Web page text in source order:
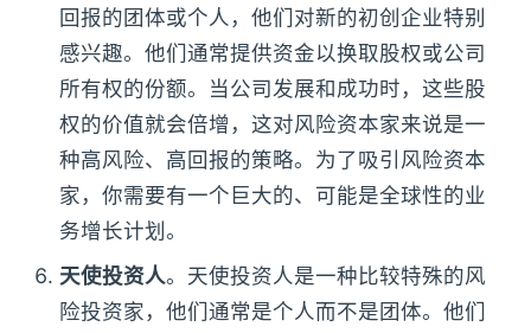
回报的团体或个人，他们对新的初创企业特别
感兴趣。他们通常提供资金以换取股权或公司
所有权的份额。当公司发展和成功时，这些股
权的价值就会倍增，这对风险资本家来说是一
种高风险、高回报的策略。为了吸引风险资本
家，你需要有一个巨大的、可能是全球性的业
务增长计划。
天使投资人。天使投资人是一种比较特殊的风
险投资家，他们通常是个人而不是团体。他们